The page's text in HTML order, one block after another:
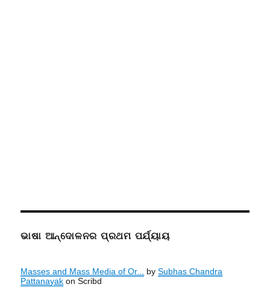
ଭାଷା ଆନ୍ଦୋଳନର ପ୍ରଥମ ପର୍ଯ୍ୟାୟ
Masses and Mass Media of Or... bySubhas Chandra
Pattanayak on Scribd